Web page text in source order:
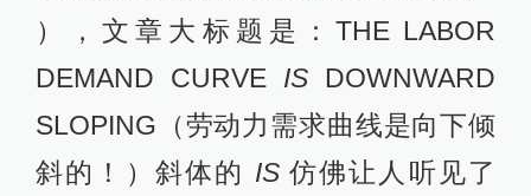
），文章大标题是：THE LABOR
DEMAND CURVE IS DOWNWARD
SLOPING（劳动力需求曲线是向下倾
斜的！）斜体的 IS仿佛让人听见了